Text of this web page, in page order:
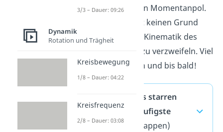
Null und damit ein Momentanpol.
Du siehst: es gibt keinen Grund
mehr wegen der Kinematik des
starren Körpers zu verzweifeln. Viel
Erfolg beim Üben und bis bald!
Kinematik des starren
Körpers — häufigste
Fragen (ausklappen)
3/3 – Dauer: 09:26
Dynamik
Rotation und Trägheit
Kreisbewegung
1/8 – Dauer: 04:22
Kreisfrequenz
2/8 – Dauer: 03:08